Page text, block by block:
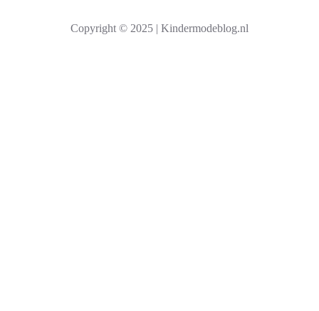
e
Copyright © 2025 | Kindermodeblog.nl